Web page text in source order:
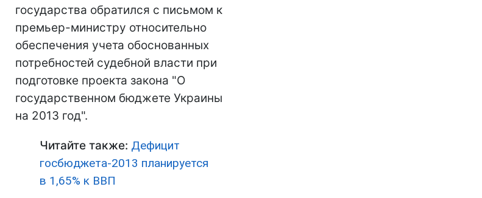
государства обратился с письмом к
премьер-министру относительно
обеспечения учета обоснованных
потребностей судебной власти при
подготовке проекта закона "О
государственном бюджете Украины
на 2013 год".
Читайте также: Дефицит
госбюджета-2013 планируется
в 1,65% к ВВП